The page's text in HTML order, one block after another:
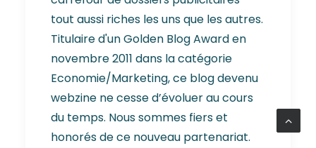
tout aussi riches les uns que les autres.
Titulaire d'un Golden Blog Award en
novembre 2011 dans la catégorie
Economie/Marketing, ce blog devenu
webzine ne cesse d’évoluer au cours
du temps. Nous sommes fiers et
honorés de ce nouveau partenariat.